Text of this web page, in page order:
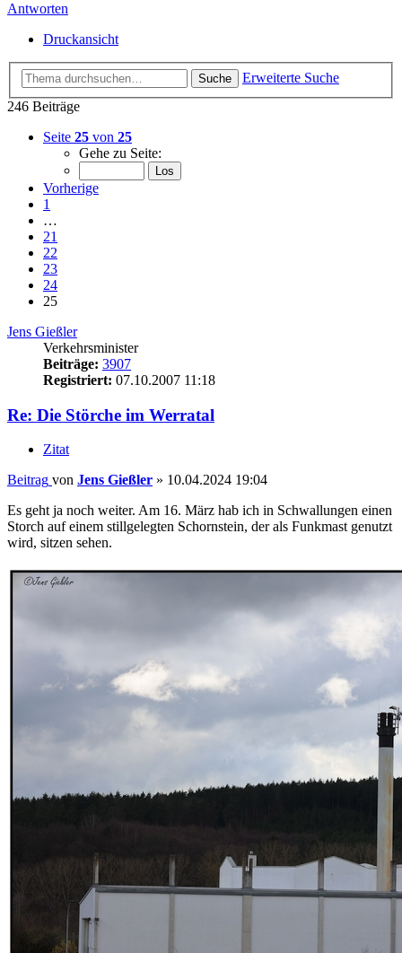
Antworten
Druckansicht
Suche
Erweiterte Suche
246 Beiträge
Seite 25 von 25
Gehe zu Seite:
Vorherige
1
…
21
22
23
24
25
Jens Gießler
Verkehrsminister
Beiträge: 3907
Registriert: 07.10.2007 11:18
Re: Die Störche im Werratal
Zitat
Beitrag von Jens Gießler » 10.04.2024 19:04
Es geht ja noch weiter. Am 16. März hab ich in Schwallungen einen
Storch auf einem stillgelegten Schornstein, der als Funkmast genutzt
wird, sitzen sehen.